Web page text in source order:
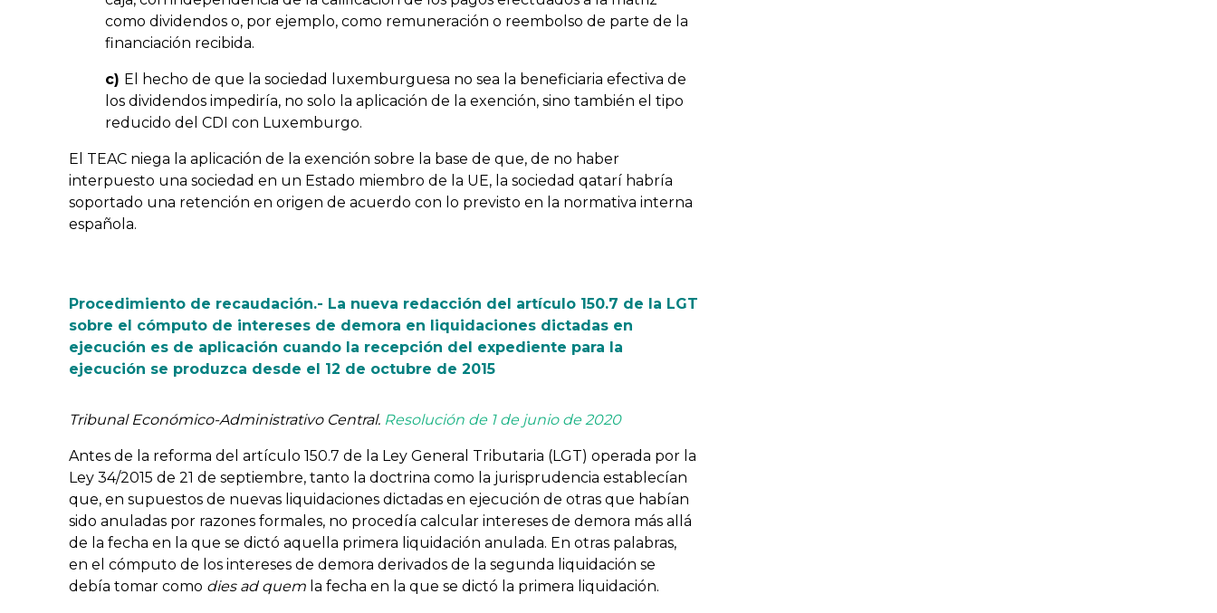
como dividendos o, por ejemplo, como remuneración o reembolso de parte de la
financiación recibida.
c) El hecho de que la sociedad luxemburguesa no sea la beneficiaria efectiva de
los dividendos impediría, no solo la aplicación de la exención, sino también el tipo
reducido del CDI con Luxemburgo.
El TEAC niega la aplicación de la exención sobre la base de que, de no haber
interpuesto una sociedad en un Estado miembro de la UE, la sociedad qatarí habría
soportado una retención en origen de acuerdo con lo previsto en la normativa interna
española.
Procedimiento de recaudación.- La nueva redacción del artículo 150.7 de la LGT
sobre el cómputo de intereses de demora en liquidaciones dictadas en
ejecución es de aplicación cuando la recepción del expediente para la
ejecución se produzca desde el 12 de octubre de 2015
Tribunal Económico-Administrativo Central. Resolución de 1 de junio de 2020
Antes de la reforma del artículo 150.7 de la Ley General Tributaria (LGT) operada por la
Ley 34/2015 de 21 de septiembre, tanto la doctrina como la jurisprudencia establecían
que, en supuestos de nuevas liquidaciones dictadas en ejecución de otras que habían
sido anuladas por razones formales, no procedía calcular intereses de demora más allá
de la fecha en la que se dictó aquella primera liquidación anulada. En otras palabras,
en el cómputo de los intereses de demora derivados de la segunda liquidación se
debía tomar como dies ad quem la fecha en la que se dictó la primera liquidación.